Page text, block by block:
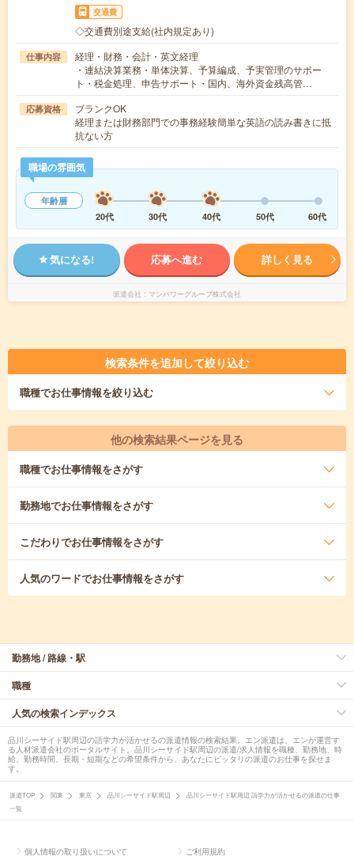
交通費
◇交通費別途支給(社内規定あり)
仕事内容
経理・財務・会計・英文経理
・連結決算業務・単体決算、予算編成、予実管理のサポー
ト・税金処理、申告サポート・国内、海外資金残高管…
応募資格
ブランクOK
経理または財務部門での事務経験簡単な英語の読み書きに抵
抗ない方
職場の雰囲気
年齢層
20代
30代 40代 50代 60代
気になる! 応募へ進む 詳しく見る
派遣会社 マンパワーグループ株式会社
検索条件を追加して絞り込む
職種でお仕事情報を絞り込む
他の検索結果ページを見る
職種でお仕事情報をさがす
勤務地でお仕事情報をさがす
こだわりでお仕事情報をさがす
人気のワードでお仕事情報をさがす
勤務地 / 路線・駅
職種
人気の検索インデックス
品川シーサイド駅周辺の語学力が活かせるの派遣情報の検索結果。エン派遣は、エンが運営す
る人材派遣会社のポータルサイト。品川シーサイド駅周辺の派遣/求人情報を職種、勤務地、時
給、勤務時間、長期・短期などの希望条件から、あなたにピッタリの派遣のお仕事を探せま
す。
派遣TOP 関東 東京 品川シーサイド駅周辺
品川シーサイド駅周辺 語学力が活かせるの派遣の仕事
一覧
個人情報の取り扱いについて ご利用規約